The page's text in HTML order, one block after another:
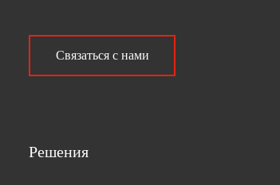
Связаться с нами
Решения